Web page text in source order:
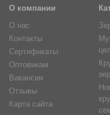
О компании
О нас
Контакты
Сертификаты
Оптовикам
Вакансии
Отзывы
Карта сайта